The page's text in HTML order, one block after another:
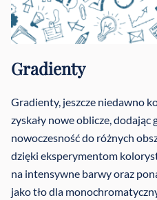
Gradienty
Gradienty, jeszcze niedawno
zyskały nowe oblicze, dodając
nowoczesność do różnych
dzięki eksperymentom
na intensywne barwy oraz
jako tło dla